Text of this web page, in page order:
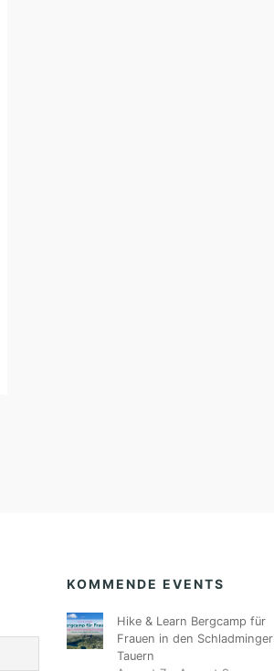
KOMMENDE EVENTS
Hike & Learn Bergcamp für
Frauen in den Schladminger
Tauern